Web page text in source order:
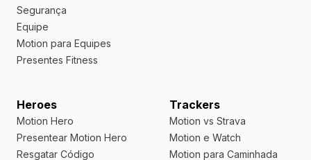
Segurança
Equipe
Motion para Equipes
Presentes Fitness
Heroes
Motion Hero
Presentear Motion Hero
Resgatar Código
Trackers
Motion vs Strava
Motion e Watch
Motion para Caminhada